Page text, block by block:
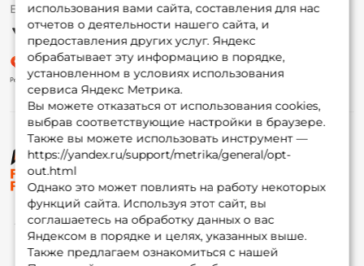
использования вами сайта, составления для нас
отчетов о деятельности нашего сайта, и
предоставления других услуг. Яндекс
обрабатывает эту информацию в порядке,
установленном в условиях использования
сервиса Яндекс Метрика.
Вы можете отказаться от использования cookies,
выбрав соответствующие настройки в браузере.
Также вы можете использовать инструмент —
https://yandex.ru/support/metrika/general/opt-
out.html
Однако это может повлиять на работу некоторых
функций сайта. Используя этот сайт, вы
соглашаетесь на обработку данных о вас
Яндексом в порядке и целях, указанных выше.
Также предлагаем ознакомиться с нашей
© ФоксФишинг, 2009-2026
Партнерская программа
Ежедневно 10:00 до 20:00